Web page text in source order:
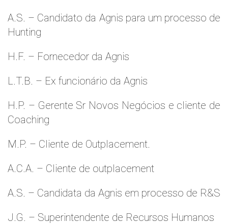
A.S. – Candidato da Agnis para um processo de
Hunting
H.F. – Fornecedor da Agnis
L.T.B. – Ex funcionário da Agnis
H.P. – Gerente Sr Novos Negócios e cliente de
Coaching
M.P. – Cliente de Outplacement.
A.C.A. – Cliente de outplacement
A.S. – Candidata da Agnis em processo de R&S
J.G. – Superintendente de Recursos Humanos